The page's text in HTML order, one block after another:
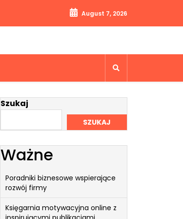
August 7, 2026
Szukaj
SZUKAJ
Ważne
Poradniki biznesowe wspierające
rozwój firmy
Księgarnia motywacyjna online z